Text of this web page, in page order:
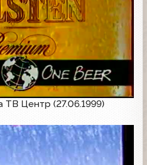
Центр (27.06.1999)